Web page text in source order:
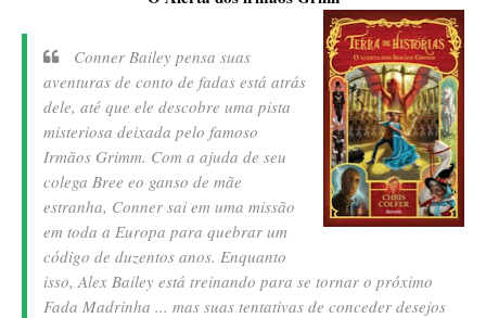
Conner Bailey pensa suas
aventuras de conto de fadas está atrás
dele, até que ele descobre uma pista
misteriosa deixada pelo famoso
Irmãos Grimm. Com a ajuda de seu
colega Bree eo ganso de mãe
estranha, Conner sai em uma missão
em toda a Europa para quebrar um
código de duzentos anos. Enquanto
isso, Alex Bailey está treinando para se tornar o próximo
Fada Madrinha ... mas suas tentativas de conceder desejos